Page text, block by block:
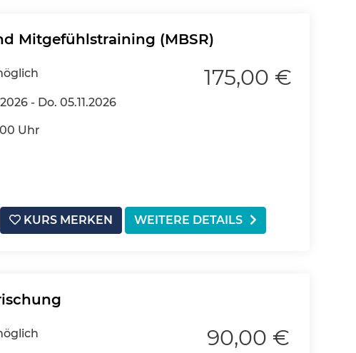
Mitgefühlstraining (MBSR)
- Do. 05.11.2026
Uhr
175,00 €
KURS MERKEN WEITERE DETAILS
90,00 €